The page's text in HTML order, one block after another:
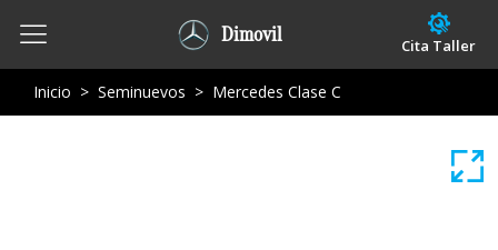
Dimovil Cita Taller
Inicio > Seminuevos > Mercedes Clase C